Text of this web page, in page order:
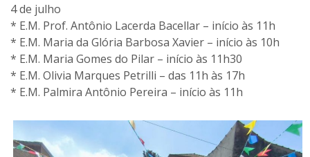
4 de julho
* E.M. Prof. Antônio Lacerda Bacellar – início às 11h
* E.M. Maria da Glória Barbosa Xavier – início às 10h
* E.M. Maria Gomes do Pilar – início às 11h30
* E.M. Olivia Marques Petrilli – das 11h às 17h
* E.M. Palmira Antônio Pereira – início às 11h